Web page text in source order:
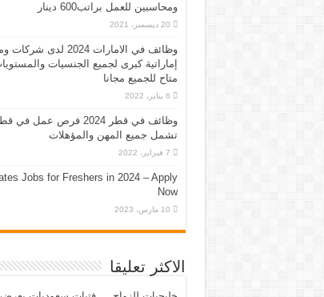
ومحاسبين للعمل براتب600 دينار
20 ديسمبر، 2021
وظائف في الامارات 2024
إماراتية كبرى لجميع الجنسيات
متاح للجميع مجانا
6 يناير، 2022
تشمل جميع المهن والمؤهلات
7 فبراير، 2022
Jobs for Freshers in 2024 – Apply
Now
10 مارس، 2023
الاكثر تعليقا